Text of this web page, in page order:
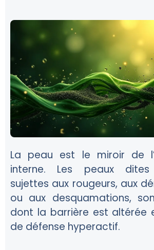
La peau est le miroir de
interne. Les peaux dites
sujettes aux rougeurs, aux
ou aux desquamations,
dont la barrière est altérée
de défense hyperactif.